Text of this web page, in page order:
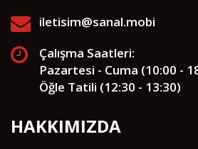
iletisim@sanal.mobi
Çalışma Saatleri:
Pazartesi - Cuma (10:00 -
Öğle Tatili (12:30 - 13:30)
HAKKIMIZDA